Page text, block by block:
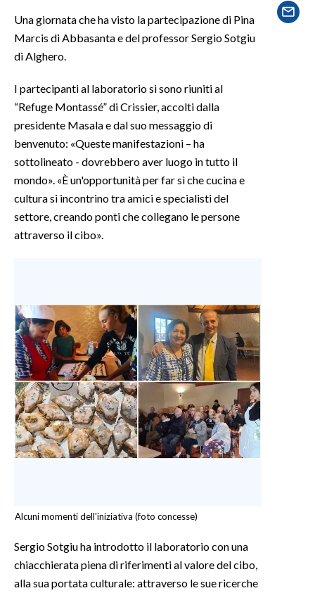
SARDEGNA TURISMO
NOTIZIE
EVENTI
#CARAUNIONE
3 MINUTI CON
INSULARITÀ
NECROLOGI
PUBBLICITÀ
SPIAGGE
STORE
Una giornata che ha visto la partecipazione di Pina
Marcis di Abbasanta e del professor Sergio Sotgiu
di Alghero.
I partecipanti al laboratorio si sono riuniti al
“Refuge Montassé” di Crissier, accolti dalla
presidente Masala e dal suo messaggio di
benvenuto: «Queste manifestazioni – ha
sottolineato - dovrebbero aver luogo in tutto il
mondo». «È un'opportunità per far sì che cucina e
cultura si incontrino tra amici e specialisti del
settore, creando ponti che collegano le persone
attraverso il cibo».
Alcuni momenti dell'iniziativa (foto concesse)
Sergio Sotgiu ha introdotto il laboratorio con una
chiacchierata piena di riferimenti al valore del cibo,
alla sua portata culturale: attraverso le sue ricerche